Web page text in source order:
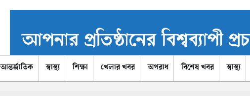
আন্তর্জাতিক স্বাস্থ্য শিক্ষা খেলার খবর অপরাধ বিশেষ খবর স্বাস্থ্য